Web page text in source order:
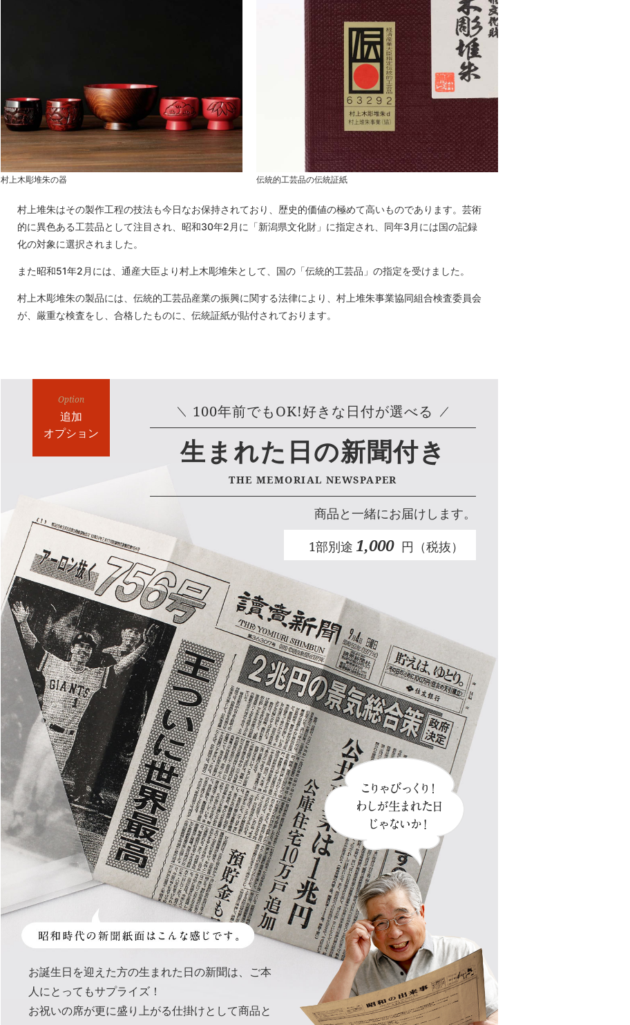
村上木彫堆朱の器 伝統的工芸品の伝統証紙
村上堆朱はその製作工程の技法も今日なお保持されており、歴史的価値の極めて高いものであります。芸術
的に異色ある工芸品として注目され、昭和30年2月に「新潟県文化財」に指定され、同年3月には国の記録
化の対象に選択されました。
また昭和51年2月には、通産大臣より村上木彫堆朱として、国の「伝統的工芸品」の指定を受けました。
村上木彫堆朱の製品には、伝統的工芸品産業の振興に関する法律により、村上堆朱事業協同組合検査委員会
が、厳重な検査をし、合格したものに、伝統証紙が貼付されております。
Option
追加
オプション
100年前でもOK!好きな日付が選べる
生まれた日の新聞付き
THE MEMORIAL NEWSPAPER
商品と一緒にお届けします。
1部別途 1,000 円（税抜）
お誕生日を迎えた方の生まれた日の新聞は、ご本
人にとってもサプライズ！
お祝いの席が更に盛り上がる仕掛けとして商品と